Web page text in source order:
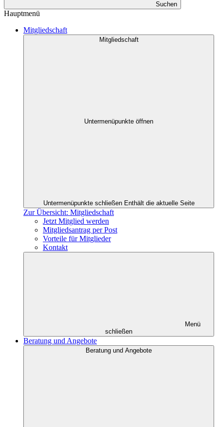
Suchen
Hauptmenü
Mitgliedschaft
Mitgliedschaft
Untermenüpunkte öffnen
Untermenüpunkte schließen Enthält die aktuelle Seite
Zur Übersicht: Mitgliedschaft
Jetzt Mitglied werden
Mitgliedsantrag per Post
Vorteile für Mitglieder
Kontakt
Menü
schließen
Beratung und Angebote
Beratung und Angebote